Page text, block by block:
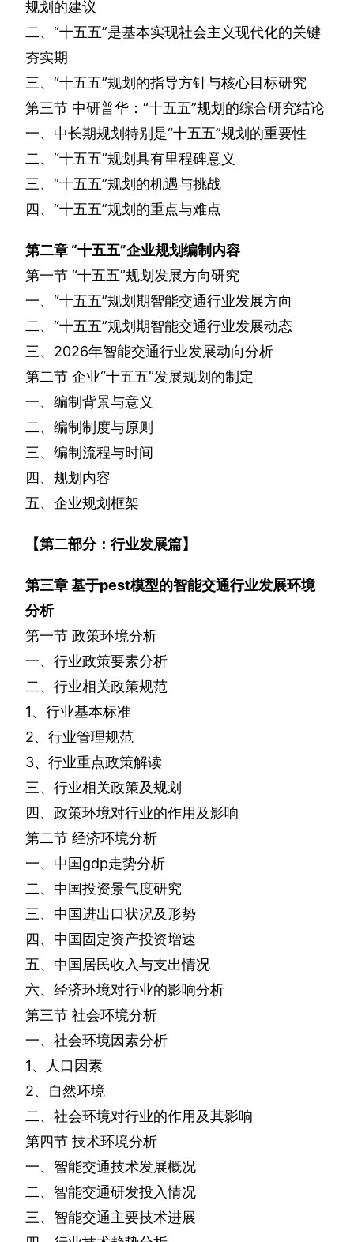
规划的建议
二、“十五五”是基本实现社会主义现代化的关键
夯实期
三、“十五五”规划的指导方针与核心目标研究
第三节 中研普华：“十五五”规划的综合研究结论
一、中长期规划特别是“十五五”规划的重要性
二、“十五五”规划具有里程碑意义
三、“十五五”规划的机遇与挑战
四、“十五五”规划的重点与难点
第二章 “十五五”企业规划编制内容
第一节 “十五五”规划发展方向研究
一、“十五五”规划期智能交通行业发展方向
二、“十五五”规划期智能交通行业发展动态
三、 2026年智能交通行业发展动向分析
第二节 企业“十五五”发展规划的制定
一、编制背景与意义
二、编制制度与原则
三、编制流程与时间
四、规划内容
五、企业规划框架
【第二部分：行业发展篇】
第三章基于pest模型的智能交通行业发展环境
分析
第一节 政策环境分析
一、行业政策要素分析
二、行业相关政策规范
1、行业基本标准
2、行业管理规范
3、行业重点政策解读
三、行业相关政策及规划
四、政策环境对行业的作用及影响
第二节 经济环境分析
一、中国gdp走势分析
二、中国投资景气度研究
三、中国进出口状况及形势
四、中国固定资产投资增速
五、中国居民收入与支出情况
六、经济环境对行业的影响分析
第三节 社会环境分析
一、社会环境因素分析
1、人口因素
2、自然环境
二、社会环境对行业的作用及其影响
第四节 技术环境分析
一、智能交通技术发展概况
二、智能交通研发投入情况
三、智能交通主要技术进展